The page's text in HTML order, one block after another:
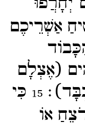
אַשְׁרֵיכֶם
(אֶצְלָם
15 כִּי
אוֹ